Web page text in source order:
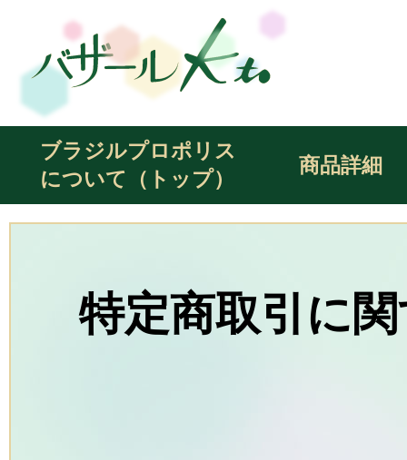
ブラジルプロポリス
について（トップ）
商品詳細
特定商取引に